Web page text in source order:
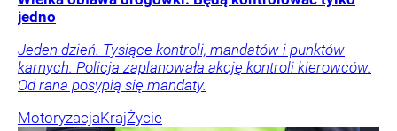
jedno
Jeden dzień. Tysiące kontroli, mandatów i punktów
karnych. Policja zaplanowała akcję kontroli kierowców.
Od rana posypią się mandaty.
MotoryzacjaKrajŻycie